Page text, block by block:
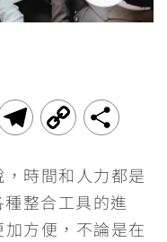
T
l
e
C
p
y
時間和人力都是
整合工具的進
方便，不論是在